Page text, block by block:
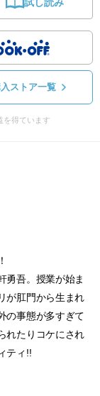
ストア一覧
を得ています
勇吾。授業が始ま
が肛門から生まれ
の事態が多すぎて
れたりコケにされ
ティ!!